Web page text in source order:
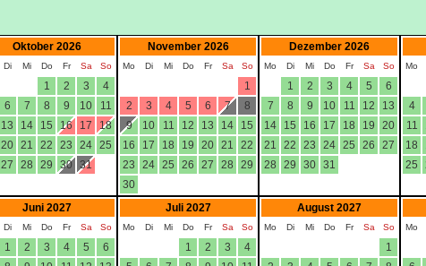
Oktober 2026
Di Mi Do Fr Sa So
1 2 3
4
6 7 8 9 10
11
13 14 15 16 17
18
20 21 22 23 24 25
27 28 29 30 31
November 2026
Mo Di Mi Do Fr Sa So
1
2
3 4 5 6 7
8
9
10 11 12 13 14
15
16
17 18 19 20 21
22
23
24 25 26 27 28
29
30
Dezember 2026
Mo Di Mi Do Fr Sa So
1 2 3 4 5
6
7
8 9 10 11 12
13
14
15 16 17 18 19
20
21
22 23 24 25 26
27
28
29 30 31
Mo
4
11
18
25
Juni 2027
Di Mi Do Fr Sa So
1 2 3 4 5
6
Juli 2027
Mo Di Mi Do Fr Sa So
1 2 3
4
August 2027
Mo Di Mi Do Fr Sa So
1
Mo